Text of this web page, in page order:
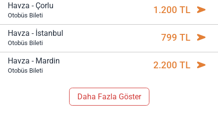
Havza - Çorlu
Otobüs Bileti 1.200 TL
Havza - İstanbul
Otobüs Bileti 799 TL
Havza - Mardin
Otobüs Bileti 2.200 TL
Daha Fazla Göster